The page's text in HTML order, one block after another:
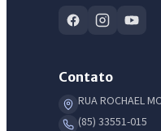
Contato
RUA ROCHAEL
(85) 33551-015